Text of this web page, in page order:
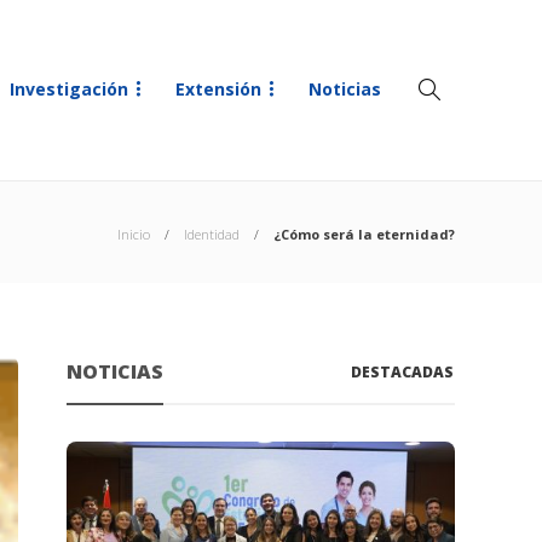
Investigación Extensión Noticias
Inicio Identidad ¿Cómo será la eternidad?
NOTICIAS DESTACADAS